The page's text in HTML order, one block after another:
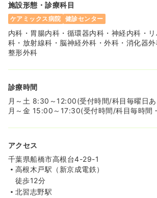
日勤のみ（パート）
1,350
時間 8:30～17:30
土日祝休み
施設形態・診療科目
ケアミックス病院 健診センター
内科・胃腸内科・循環器内科・神経内科・
科・放射線科・脳神経外科・外科・消化器外
整形外科
診療時間
月～土 8:30～12:00(受付時間/科目毎曜日
月～金 15:00～17:30(受付時間/科目毎時間
アクセス
千葉県船橋市高根台4-29-1
高根木戸駅（新京成電鉄）
徒歩12分
北習志野駅